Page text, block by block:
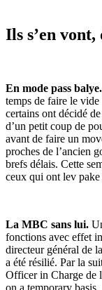
Ils s’en
En mode pass balye.
temps de faire le
certains ont décidé
d’un petit coup de
avant de faire un
proches de l’ancien
brefs délais. Cette
ceux qui ont lev
La MBC sans lui.
fonctions avec effet
directeur général de
a été résilié. Par la
Officer in Charge de
on a temporary basis.